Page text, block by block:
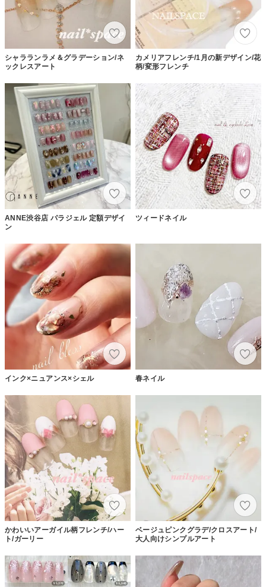
シャラランラメ＆グラデーション/ネ
ックレスアート
カメリアフレンチ/1月の新デザイン/花
柄/変形フレンチ
ANNE渋谷店 パラジェル 定額デザイ
ン
ツィードネイル
インク×ニュアンス×シェル 春ネイル
かわいいアーガイル柄フレンチ/ハー
ト/ガーリー
ベージュピンクグラデ/クロスアート/
大人向けシンプルアート